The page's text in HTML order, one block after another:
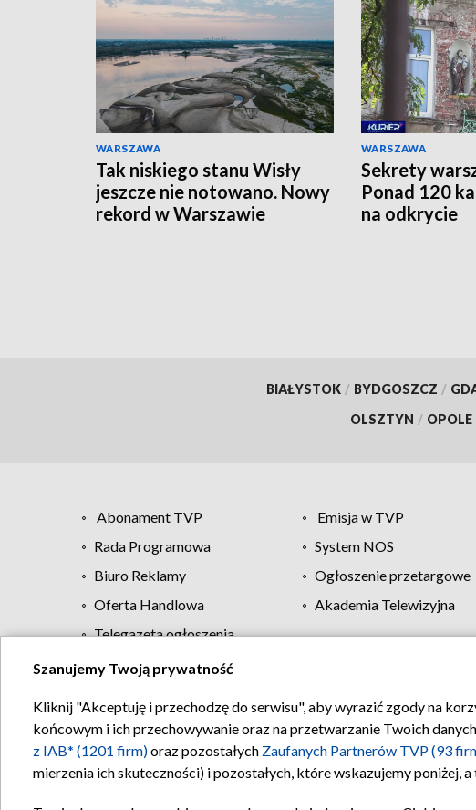
WARSZAWA
Tak niskiego stanu Wisły
jeszcze nie notowano. Nowy
rekord w Warszawie
WARSZAWA
Sekrety
Ponad 120
na odkrycie
BIAŁYSTOK / BYDGOSZCZ /
OLSZTYN / OPOLE
Abonament TVP Emisja w TVP
Rada Programowa
System NOS
Biuro Reklamy
Ogłoszenie przetargowe
Oferta Handlowa
Akademia Telewizyjna
Telegazeta ogłoszenia
Regulamin TVP Polityka
Szanujemy Twoją prywatność
Kliknij "Akceptuję i przechodzę do serwisu", aby wyrazić zgody na
końcowym i ich przechowywanie oraz na przetwarzanie Twoich
z IAB* (1201 firm)oraz pozostałych Zaufanych Partnerów TVP (93
mierzenia ich skuteczności) i pozostałych, które wskazujemy poniżej,